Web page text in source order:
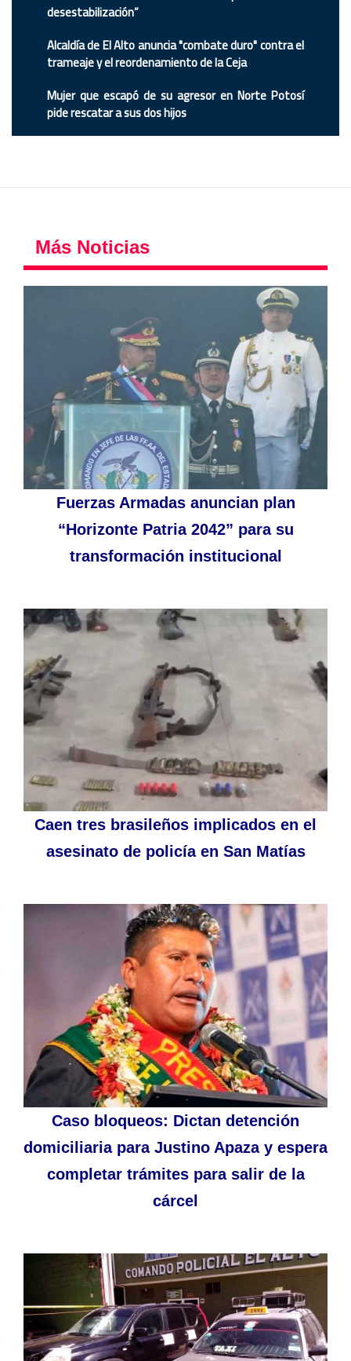
desestabilización”
Alcaldía de El Alto anuncia "combate duro" contra el
trameaje y el reordenamiento de la Ceja
Mujer que escapó de su agresor en Norte Potosí
pide rescatar a sus dos hijos
Más Noticias
Fuerzas Armadas anuncian plan
“Horizonte Patria 2042” para su
transformación institucional
Caen tres brasileños implicados en el
asesinato de policía en San Matías
Caso bloqueos: Dictan detención
domiciliaria para Justino Apaza y espera
completar trámites para salir de la
cárcel